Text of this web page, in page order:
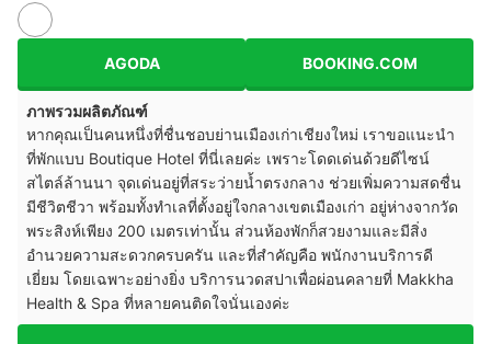
AGODA BOOKING.COM
ภาพรวมผลิตภัณฑ์
หากคุณเป็นคนหนึ่งที่ชื่นชอบย่านเมืองเก่าเชียงใหม่ เราขอแนะนำ
ที่พักแบบ Boutique Hotel ที่นี่เลยค่ะ เพราะโดดเด่นด้วยดีไซน์
สไตล์ล้านนา จุดเด่นอยู่ที่สระว่ายน้ำตรงกลาง ช่วยเพิ่มความสดชื่น
มีชีวิตชีวา พร้อมทั้งทำเลที่ตั้งอยู่ใจกลางเขตเมืองเก่า อยู่ห่างจากวัด
พระสิงห์เพียง 200 เมตรเท่านั้น ส่วนห้องพักก็สวยงามและมีสิ่ง
อำนวยความสะดวกครบครัน และที่สำคัญคือ พนักงานบริการดี
เยี่ยม โดยเฉพาะอย่างยิ่ง บริการนวดสปาเพื่อผ่อนคลายที่ Makkha
Health & Spa ที่หลายคนติดใจนั่นเองค่ะ